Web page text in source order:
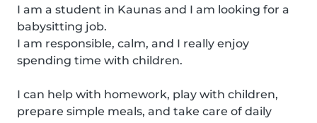
I am a student in Kaunas and I am looking for a
babysitting job.
I am responsible, calm, and I really enjoy
spending time with children.
I can help with homework, play with children,
prepare simple meals, and take care of daily